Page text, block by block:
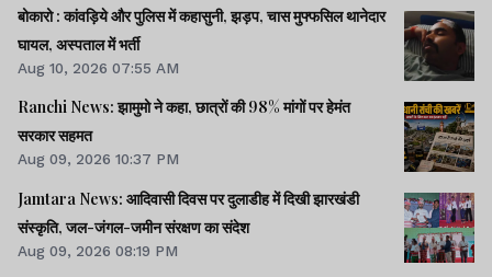
बोकारो : कांवड़िये और पुलिस में कहासुनी, झड़प, चास मुफ्फसिल थानेदार
घायल, अस्पताल में भर्ती
Aug 10, 2026 07:55 AM
Ranchi News: झामुमो ने कहा, छात्रों की 98% मांगों पर हेमंत
सरकार सहमत
Aug 09, 2026 10:37 PM
Jamtara News: आदिवासी दिवस पर दुलाडीह में दिखी झारखंडी
संस्कृति, जल-जंगल-जमीन संरक्षण का संदेश
Aug 09, 2026 08:19 PM